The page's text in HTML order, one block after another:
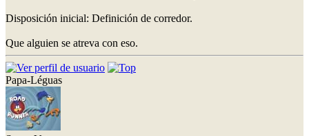
Disposición inicial: Definición de corredor.
Que alguien se atreva con eso.
Papa-Léguas